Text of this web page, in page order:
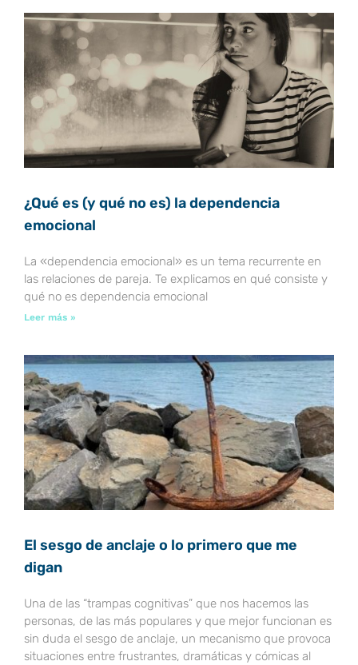
¿Qué es (y qué no es) la dependencia
emocional
La «dependencia emocional» es un tema recurrente en
las relaciones de pareja. Te explicamos en qué consiste y
qué no es dependencia emocional
Leer más »
El sesgo de anclaje o lo primero que me
digan
Una de las “trampas cognitivas” que nos hacemos las
personas, de las más populares y que mejor funcionan es
sin duda el sesgo de anclaje, un mecanismo que provoca
situaciones entre frustrantes, dramáticas y cómicas al
g
n
a
g
n
a
g
a
g
n
a
g
i
n